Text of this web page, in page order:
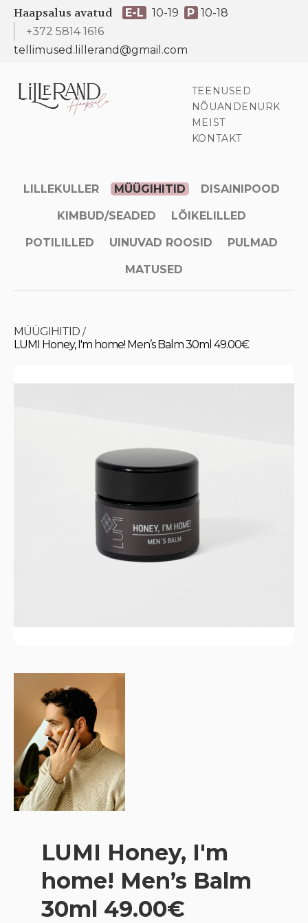
Haapsalus avatud E-L 10-19 P 10-18
+372 5814 1616
tellimused.lillerand@gmail.com
TEENUSED
NÕUANDENURK
MEIST
KONTAKT
LILLEKULLER MÜÜGIHITID DISAINIPOOD
KIMBUD/SEADED LÕIKELILLED
POTILILLED UINUVAD ROOSID PULMAD
MATUSED
MÜÜGIHITID /
LUMI Honey, I'm home! Men’s Balm 30ml 49.00€
LUMI Honey, I'm
home! Men’s Balm
30ml 49.00€